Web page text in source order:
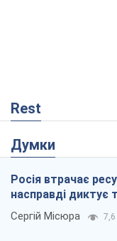
Rest
Думки
Росія втрачає
насправді диктує
Сергій Місюра 7,6